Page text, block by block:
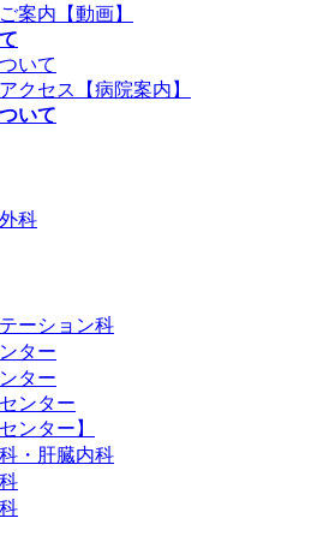
案内【動画】
いて
クセス【病院案内】
いて
科
ーション科
ター
ター
ンター
ンター】
・肝臓内科